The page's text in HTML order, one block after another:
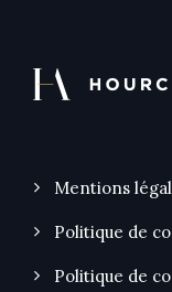
Mentions
Politique de
Politique de